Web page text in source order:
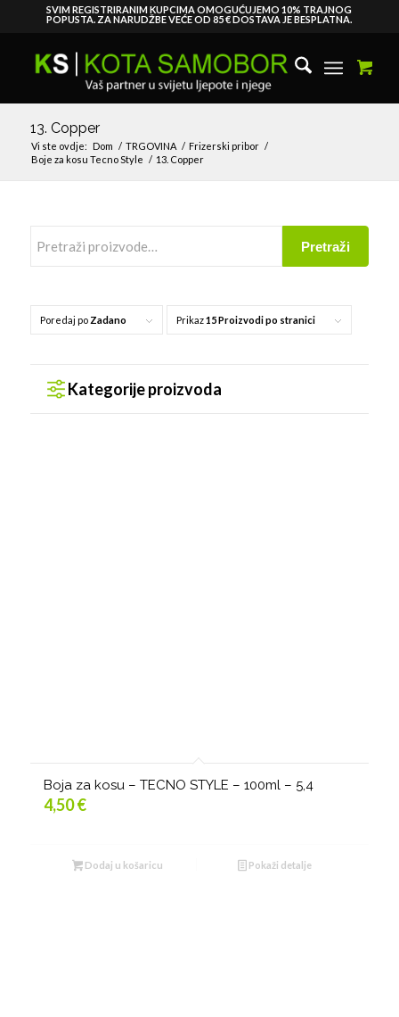
SVIM REGISTRIRANIM KUPCIMA OMOGUĆUJEMO 10% TRAJNOG
POPUSTA. ZA NARUDŽBE VEĆE OD 85 € DOSTAVA JE BESPLATNA.
13. Copper
Vi ste ovdje: Dom / TRGOVINA / Frizerski pribor /
Boje za kosu Tecno Style / 13. Copper
Pretraži
Poredaj po Zadano Prikaz15 Proizvodi po stranici
Kategorije proizvoda
Boja za kosu – TECNO STYLE – 100ml – 5,4
4,50€
Dodaj u košaricu Pokaži detalje